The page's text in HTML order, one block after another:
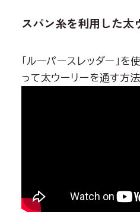
スパン糸を利用した太
「ルーパースレッダー」
って太ウーリーを通す方法